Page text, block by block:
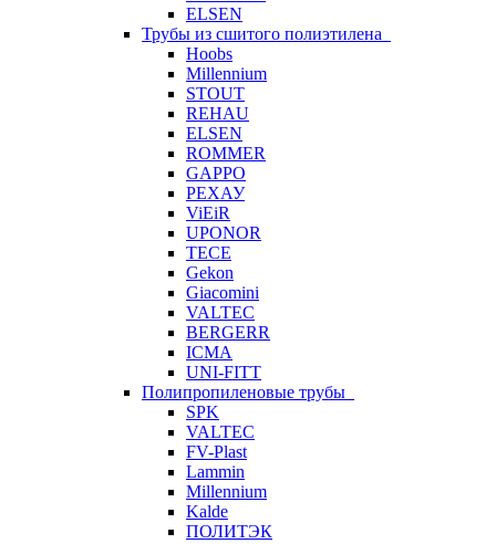
ELSEN
Трубы из сшитого полиэтилена
Hoobs
Millennium
STOUT
REHAU
ELSEN
ROMMER
GAPPO
РЕХАУ
ViEiR
UPONOR
TECE
Gekon
Giacomini
VALTEC
BERGERR
ICMA
UNI-FITT
Полипропиленовые трубы
SPK
VALTEC
FV-Plast
Lammin
Millennium
Kalde
ПОЛИТЭК